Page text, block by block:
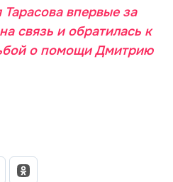
Тарасова впервые за
связь и обратилась к
о помощи Дмитрию